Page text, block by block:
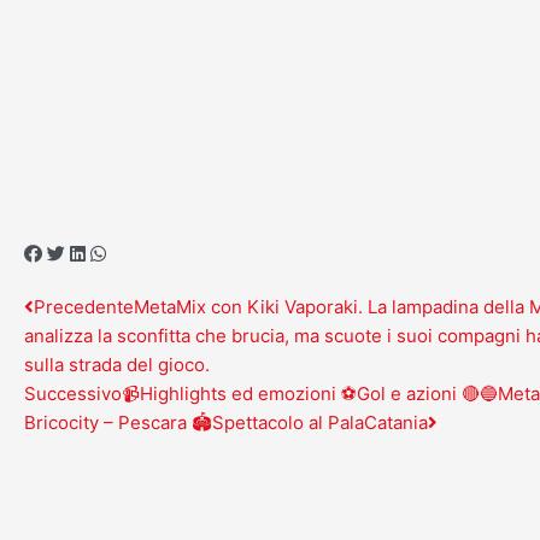
Precedente
PrecedenteMetaMix con Kiki Vaporaki. La lampadina della
analizza la sconfitta che brucia, ma scuote i suoi compagni
sulla strada del gioco.
Successivo📹Highlights ed emozioni ⚽Gol e azioni
Bricocity – Pescara 🏟️Spettacolo al PalaCatania
Successivo